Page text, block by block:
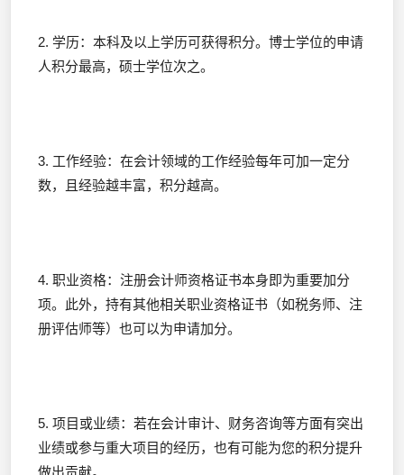
2. 学历：本科及以上学历可获得积分。博士学位的申请
人积分最高，硕士学位次之。
3. 工作经验：在会计领域的工作经验每年可加一定分
数，且经验越丰富，积分越高。
4. 职业资格：注册会计师资格证书本身即为重要加分
项。此外，持有其他相关职业资格证书（如税务师、注
册评估师等）也可以为申请加分。
5. 项目或业绩：若在会计审计、财务咨询等方面有突出
业绩或参与重大项目的经历，也有可能为您的积分提升